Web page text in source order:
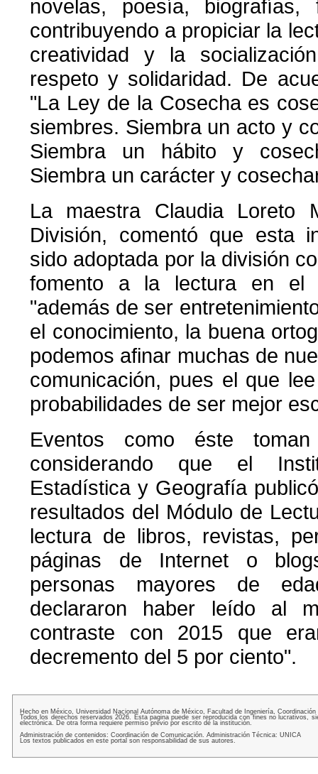
novelas, poesía,
contribuyendo a propiciar la
creatividad y la
respeto y solidaridad. De
"La Ley de la Cosecha es
siembres. Siembra un acto y
Siembra un hábito y
Siembra un carácter y
La maestra Claudia Loreto
División, comentó que esta
sido adoptada por la división
fomento a la lectura en el
"además de ser
el conocimiento, la buena
podemos afinar muchas de
comunicación, pues el que
probabilidades de ser mejor
Eventos como éste
considerando que el
Estadística y Geografía
resultados del Módulo de
lectura de libros, revistas,
páginas de Internet o
personas mayores de
declararon haber leído al
contraste con 2015 que
decremento del 5 por ciento".
Hecho en México, Universidad Nacional Autónoma de México, Facultad de Ingeniería,
Todos los derechos reservados 2026. Esta pagina puede ser reproducida con fines no lucrativos,
electrónica. De otra forma requiere permiso previo por escrito de la institución.
Administración de contenidos: Coordinación de Comunicación. Administración Técnica: UNICA
Los textos publicados en este portal son responsabilidad de sus autores.